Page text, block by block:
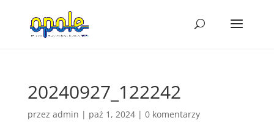
20240927_122242
przez admin | paź 1, 2024| 0 komentarzy